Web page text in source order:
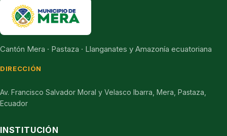
Cantón Mera · Pastaza · Llanganates y Amazonía ecuatoriana
DIRECCIÓN
Av. Francisco Salvador Moral y Velasco Ibarra, Mera, Pastaza,
Ecuador
INSTITUCIÓN